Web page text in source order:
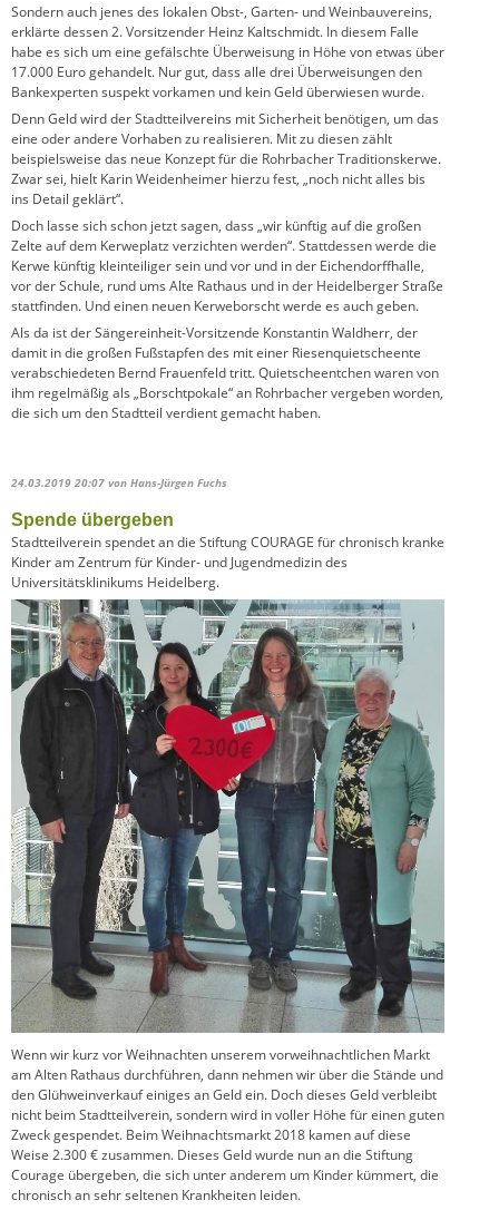
Sondern auch jenes des lokalen Obst-, Garten- und Weinbauvereins,
erklärte dessen 2. Vorsitzender Heinz Kaltschmidt. In diesem Falle
habe es sich um eine gefälschte Überweisung in Höhe von etwas über
17.000 Euro gehandelt. Nur gut, dass alle drei Überweisungen den
Bankexperten suspekt vorkamen und kein Geld überwiesen wurde.
Denn Geld wird der Stadtteilvereins mit Sicherheit benötigen, um das
eine oder andere Vorhaben zu realisieren. Mit zu diesen zählt
beispielsweise das neue Konzept für die Rohrbacher Traditionskerwe.
Zwar sei, hielt Karin Weidenheimer hierzu fest, „noch nicht alles bis
ins Detail geklärt“.
Doch lasse sich schon jetzt sagen, dass „wir künftig auf die großen
Zelte auf dem Kerweplatz verzichten werden“. Stattdessen werde die
Kerwe künftig kleinteiliger sein und vor und in der Eichendorffhalle,
vor der Schule, rund ums Alte Rathaus und in der Heidelberger Straße
stattfinden. Und einen neuen Kerweborscht werde es auch geben.
Als da ist der Sängereinheit-Vorsitzende Konstantin Waldherr, der
damit in die großen Fußstapfen des mit einer Riesenquietscheente
verabschiedeten Bernd Frauenfeld tritt. Quietscheentchen waren von
ihm regelmäßig als „Borschtpokale“ an Rohrbacher vergeben worden,
die sich um den Stadtteil verdient gemacht haben.
24.03.2019 20:07 von Hans-Jürgen Fuchs
Spende übergeben
Stadtteilverein spendet an die Stiftung COURAGE für chronisch kranke
Kinder am Zentrum für Kinder- und Jugendmedizin des
Universitätsklinikums Heidelberg.
Wenn wir kurz vor Weihnachten unserem vorweihnachtlichen Markt
am Alten Rathaus durchführen, dann nehmen wir über die Stände und
den Glühweinverkauf einiges an Geld ein. Doch dieses Geld verbleibt
nicht beim Stadtteilverein, sondern wird in voller Höhe für einen guten
Zweck gespendet. Beim Weihnachtsmarkt 2018 kamen auf diese
Weise 2.300 € zusammen. Dieses Geld wurde nun an die Stiftung
Courage übergeben, die sich unter anderem um Kinder kümmert, die
chronisch an sehr seltenen Krankheiten leiden.